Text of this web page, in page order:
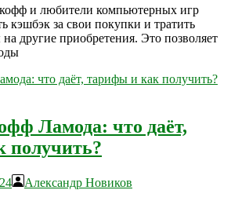
и любители компьютерных игр
кэшбэк за свои покупки и тратить
другие приобретения. Это позволяет
Ламода: что даёт,
получить?
Александр Новиков